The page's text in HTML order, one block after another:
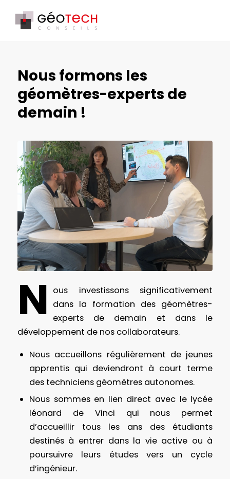
Nous formons les
géomètres-experts de
demain !
N ous investissons significativement
dans la formation des géomètres-
experts de demain et dans le
développement de nos collaborateurs.
Nous accueillons régulièrement de jeunes
apprentis qui deviendront à court terme
des techniciens géomètres autonomes.
Nous sommes en lien direct avec le lycée
léonard de Vinci qui nous permet
d’accueillir tous les ans des étudiants
destinés à entrer dans la vie active ou à
poursuivre leurs études vers un cycle
d’ingénieur.